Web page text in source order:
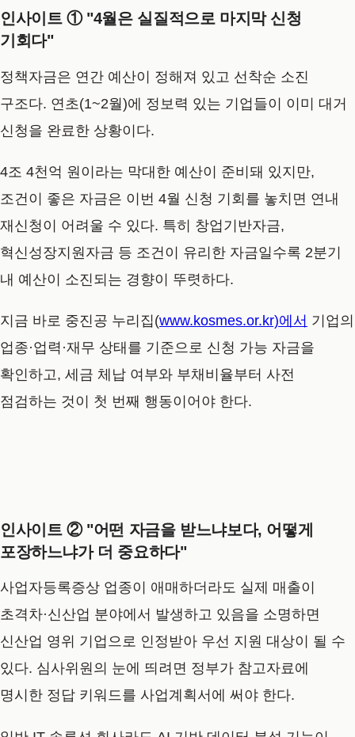
인사이트 ① "4월은 실질적으로 마지막 신청
기회다"
정책자금은 연간 예산이 정해져 있고 선착순 소진
구조다. 연초(1~2월)에 정보력 있는 기업들이 이미 대거
신청을 완료한 상황이다.
4조 4천억 원이라는 막대한 예산이 준비돼 있지만,
조건이 좋은 자금은 이번 4월 신청 기회를 놓치면 연내
재신청이 어려울 수 있다. 특히 창업기반자금,
혁신성장지원자금 등 조건이 유리한 자금일수록 2분기
내 예산이 소진되는 경향이 뚜렷하다.
지금 바로 중진공 누리집(www.kosmes.or.kr)에서 기업의
업종·업력·재무 상태를 기준으로 신청 가능 자금을
확인하고, 세금 체납 여부와 부채비율부터 사전
점검하는 것이 첫 번째 행동이어야 한다.
인사이트 ② "어떤 자금을 받느냐보다, 어떻게
포장하느냐가 더 중요하다"
사업자등록증상 업종이 애매하더라도 실제 매출이
초격차·신산업 분야에서 발생하고 있음을 소명하면
신산업 영위 기업으로 인정받아 우선 지원 대상이 될 수
있다. 심사위원의 눈에 띄려면 정부가 참고자료에
명시한 정답 키워드를 사업계획서에 써야 한다.